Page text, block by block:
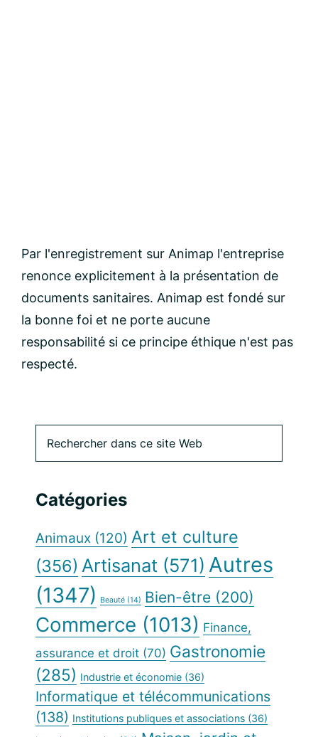
Par l'enregistrement sur Animap l'entreprise
renonce explicitement à la présentation de
documents sanitaires. Animap est fondé sur
la bonne foi et ne porte aucune
responsabilité si ce principe éthique n'est pas
respecté.
Barre
latérale
principale
dans
Web
Catégories
Animaux (120) Art et culture
(356) Artisanat (571) Autres
(1347)
Beauté (14) Bien-être (200)
Commerce (1013) Finance,
assurance et droit (70) Gastronomie
(285) Industrie et économie (36)
Informatique et télécommunications
(138) Institutions publiques et associations (36)